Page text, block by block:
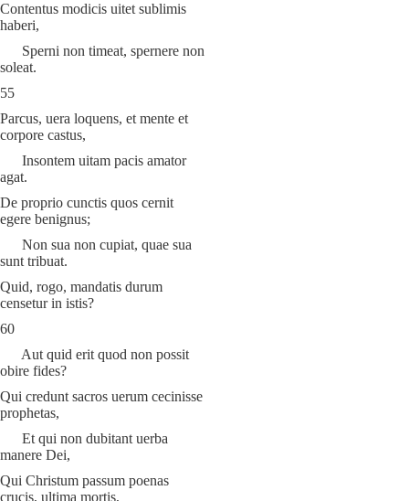
Contentus modicis uitet sublimis
haberi,
Sperni non timeat, spernere non
soleat.
55
Parcus, uera loquens, et mente et
corpore castus,
Insontem uitam pacis amator
agat.
De proprio cunctis quos cernit
egere benignus;
Non sua non cupiat, quae sua
sunt tribuat.
Quid, rogo, mandatis durum
censetur in istis?
60
Aut quid erit quod non possit
obire fides?
Qui credunt sacros uerum cecinisse
prophetas,
Et qui non dubitant uerba
manere Dei,
Qui Christum passum poenas
crucis, ultima mortis,